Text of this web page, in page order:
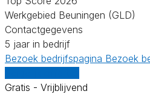
Werkgebied Beuningen (GLD)
Contactgegevens
5 jaar in bedrijf
Bezoek bedrijfspagina Bezoek
Gratis - Vrijblijvend